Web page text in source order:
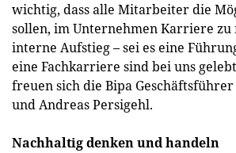
wichtig, dass alle Mitarbeiter die
sollen, im Unternehmen Karriere zu
interne Aufstieg – sei es eine
eine Fachkarriere sind bei uns
freuen sich die Bipa
und Andreas Persigehl.
Nachhaltig denken und handeln